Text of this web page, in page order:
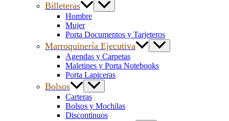
Billeteras
Hombre
Mujer
Porta Documentos y Tarjeteros
Marroquinería Ejecutiva
Agendas y Carpetas
Maletines y Porta Notebooks
Porta Lapiceras
Bolsos
Carteras
Bolsos y Mochilas
Discontinuos